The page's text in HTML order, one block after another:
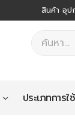
สินค้า อุป
ประเภทการใ